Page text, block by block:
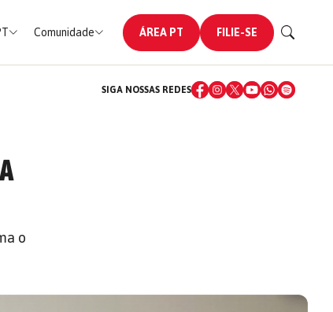
Comunidade ÁREA PT FILIE-SE
SIGA NOSSAS REDES
o